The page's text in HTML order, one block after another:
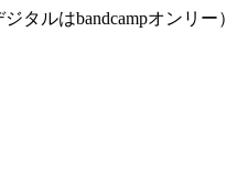
タルはbandcampオンリー）